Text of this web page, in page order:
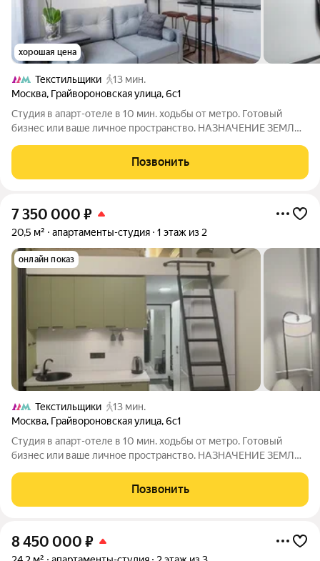
хорошая цена
Текстильщики
13 мин.
Москва, Грайвороновская улица,6с1
Студия в апарт-отеле в 10 мин. ходьбы от метро. Готовый
бизнес или ваше личное пространство. НАЗHАЧEНИЕ ЗEМЛИ
идеальный вариант для: Инвесторов, ищущих готовый
арендный бизнес с высоким доходом или для
Позвонить
7 350 000 ₽
20,5 м² апартаменты-студия 1 этаж из 2
онлайн показ
Текстильщики
13 мин.
Москва, Грайвороновская улица,6с1
Студия в апарт-отеле в 10 мин. ходьбы от метро. Готовый
бизнес или ваше личное пространство. НАЗHАЧEНИЕ ЗEМЛИ
идеальный вариант для: Инвесторов, ищущих готовый
арендный бизнес с высоким доходом или для
Позвонить
8 450 000 ₽